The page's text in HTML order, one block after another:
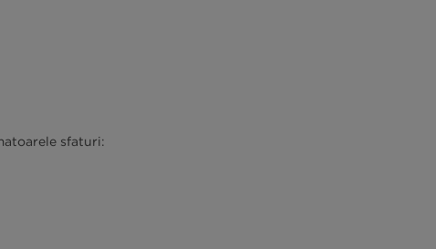
sfaturi: